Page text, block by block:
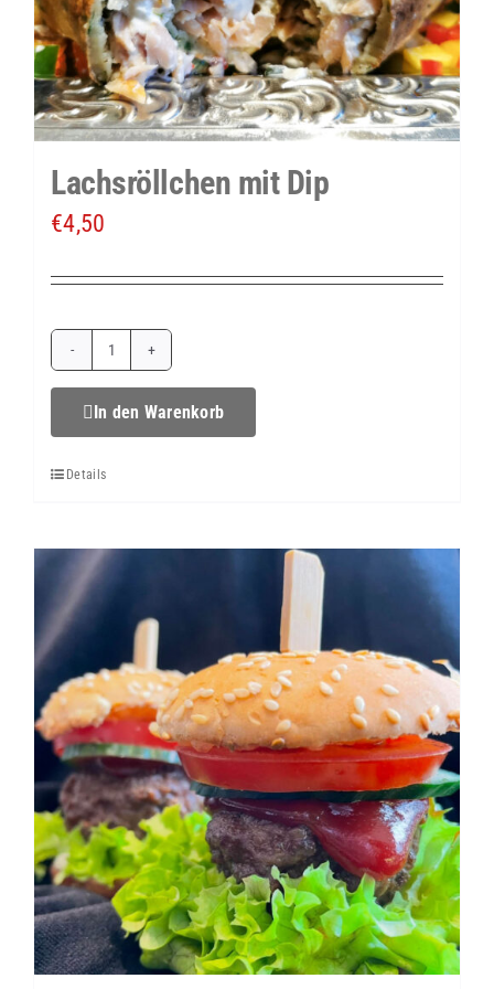
Lachsröllchen mit Dip
€4,50
Lachsröllchen
mit
In den Warenkorb
Details